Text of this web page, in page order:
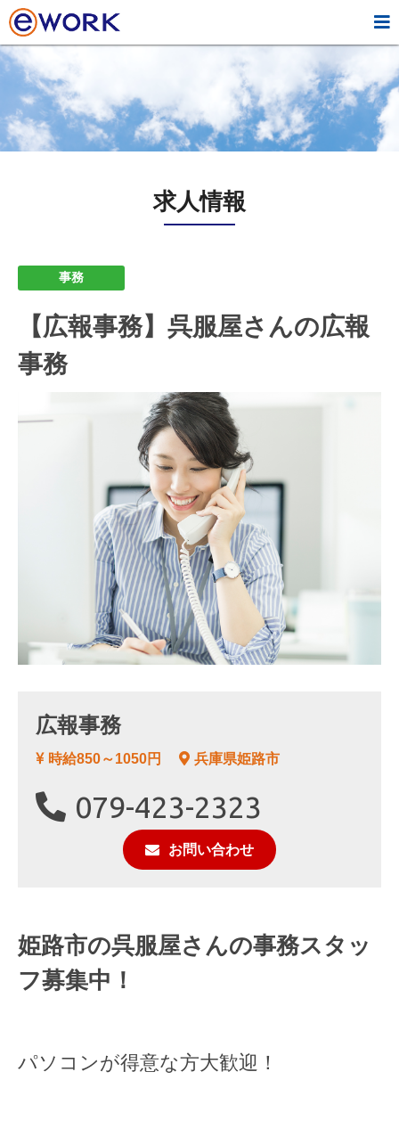

求人情報
事務
【広報事務】呉服屋さんの広報
事務
広報事務
時給850～1050円 兵庫県姫路市
079-423-2323
お問い合わせ
姫路市の呉服屋さんの事務スタッ
フ募集中！
パソコンが得意な方大歓迎！